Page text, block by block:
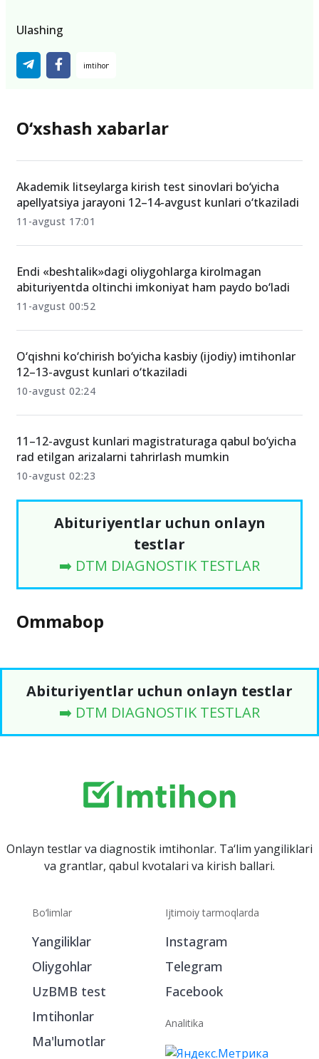
Ulashing
O‘xshash xabarlar
Akademik litseylarga kirish test sinovlari bo‘yicha
apellyatsiya jarayoni 12–14-avgust kunlari o‘tkaziladi
11-avgust 17:01
Endi «beshtalik»dagi oliygohlarga kirolmagan
abituriyentda oltinchi imkoniyat ham paydo bo‘ladi
11-avgust 00:52
O‘qishni ko‘chirish bo‘yicha kasbiy (ijodiy) imtihonlar
12–13-avgust kunlari o‘tkaziladi
10-avgust 02:24
11–12-avgust kunlari magistraturaga qabul bo‘yicha
rad etilgan arizalarni tahrirlash mumkin
10-avgust 02:23
Abituriyentlar uchun onlayn
testlar
➡️ DTM DIAGNOSTIK TESTLAR
Ommabop
Abituriyentlar uchun onlayn testlar
➡️ DTM DIAGNOSTIK TESTLAR
Onlayn testlar va diagnostik imtihonlar. Ta‘lim yangiliklari
va grantlar, qabul kvotalari va kirish ballari.
Bo‘limlar
Yangiliklar
Oliygohlar
UzBMB test
Imtihonlar
Ma'lumotlar
Ijtimoiy tarmoqlarda
Instagram
Telegram
Facebook
Analitika